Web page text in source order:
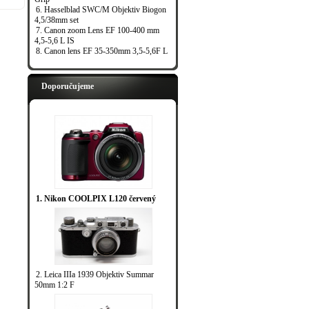
6. Hasselblad SWC/M Objektiv Biogon
4,5/38mm set
7. Canon zoom Lens EF 100-400 mm
4,5-5,6 L IS
8. Canon lens EF 35-350mm 3,5-5,6F L
Doporučujeme
1. Nikon COOLPIX L120 červený
2. Leica IIIa 1939 Objektiv Summar
50mm 1:2 F